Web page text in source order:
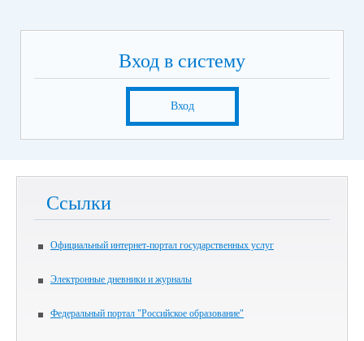
Вход в систему
Вход
Ссылки
Официальный интернет-портал государственных услуг
Электронные дневники и журналы
Федеральный портал "Российское образование"